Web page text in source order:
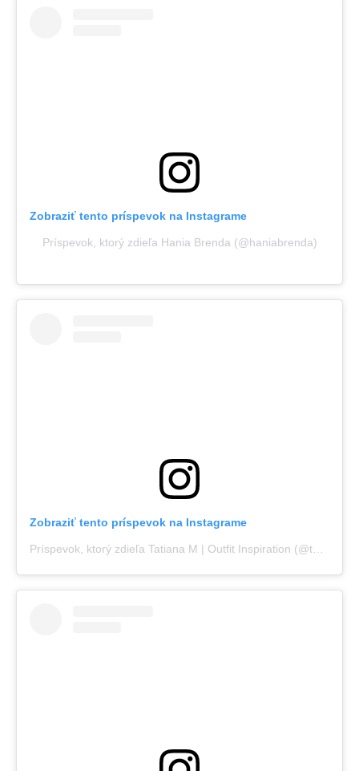
Zobraziť tento príspevok na Instagrame
Príspevok, ktorý zdieľa Hania Brenda (@haniabrenda)
Zobraziť tento príspevok na Instagrame
Príspevok, ktorý zdieľa Tatiana M | Outfit Inspiration (@thebrunetteinblack)